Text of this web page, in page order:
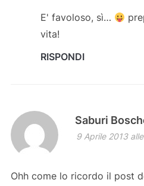
E' favoloso, sì…
vita!
RISPONDI
Saburi
9 Aprile 2013
Ohh come lo ricordo il post